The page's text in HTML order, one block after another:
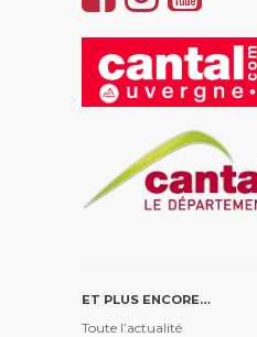
ET PLUS ENCORE…
Toute l’actualité